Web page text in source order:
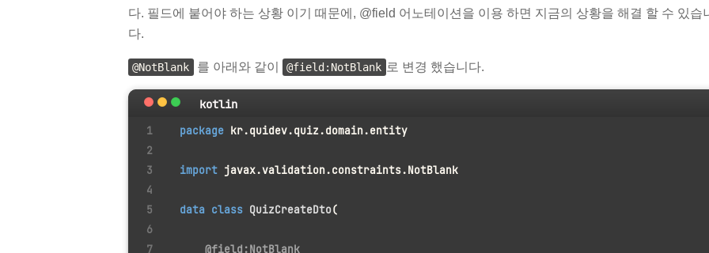
다. 필드에 붙어야 하는 상황 이기 때문에, @field 어노테이션을 이용 하면 지금의 상황을 해결 할 수 있습
다.
@NotBlank 를 아래와 같이 @field:NotBlank 로 변경 했습니다.
kotlin
package kr.quidev.quiz.domain.entity
import javax.validation.constraints.NotBlank
data class QuizCreateDto(
@field:NotBlank